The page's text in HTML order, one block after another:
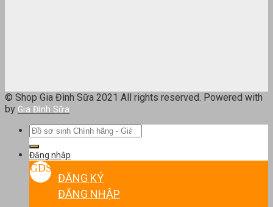
© Shop Gia Đình Sữa 2021 All rights reserved. Powered with
by Gia Đình Sữa
Tìm
kiếm:
Đăng nhập
ĐĂNG KÝ
ĐĂNG NHẬP